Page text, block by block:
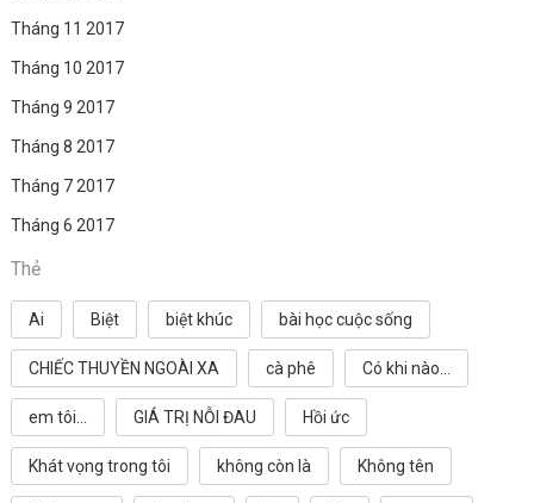
Tháng 11 2017
Tháng 10 2017
Tháng 9 2017
Tháng 8 2017
Tháng 7 2017
Tháng 6 2017
Thẻ
Ai Biệt biệt khúc bài học cuộc sống
CHIẾC THUYỀN NGOÀI XA cà phê Có khi nào...
em tôi... GIÁ TRỊ NỖI ĐAU Hồi ức
Khát vọng trong tôi không còn là Không tên